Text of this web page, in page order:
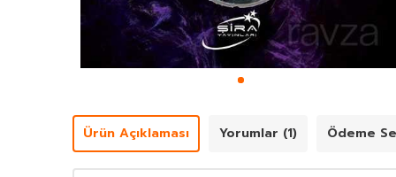
Ürün Açıklaması Yorumlar (1) Ödeme